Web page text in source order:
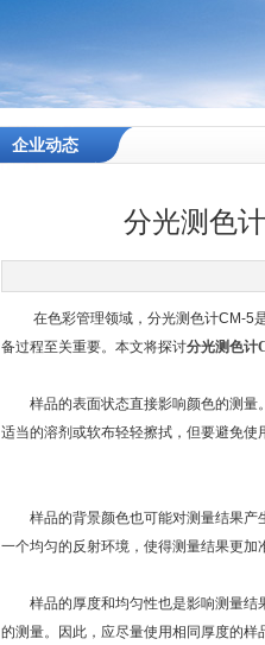
企业动态
分光测色
在色彩管理领域，分光测色计CM-5是
备过程至关重要。本文将探讨分光测色计
样品的表面状态直接影响颜色的测量
适当的溶剂或软布轻轻擦拭，但要避免
样品的背景颜色也可能对测量结果产
一个均匀的反射环境，使得测量结果更加
样品的厚度和均匀性也是影响测量结
的测量。因此，应尽量使用相同厚度的